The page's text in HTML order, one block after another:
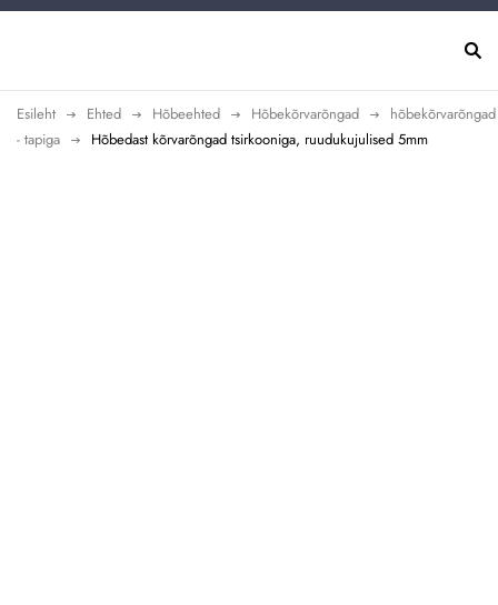
Esileht Ehted Hõbeehted Hõbekõrvarõngad
hõbekõrvarõngad
- tapiga
Hõbedast kõrvarõngad tsirkooniga, ruudukujulised 5mm